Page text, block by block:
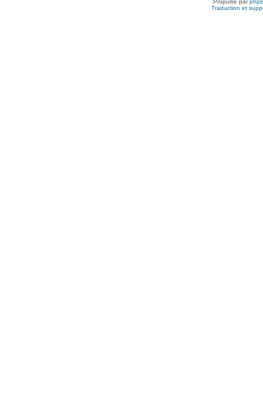
Propulsé par
Traduction et